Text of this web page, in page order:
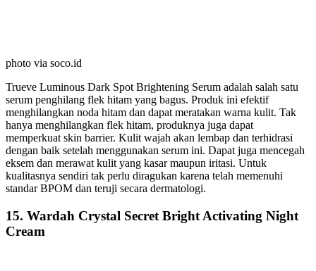
photo via soco.id
Trueve Luminous Dark Spot Brightening Serum adalah salah satu
serum penghilang flek hitam yang bagus. Produk ini efektif
menghilangkan noda hitam dan dapat meratakan warna kulit. Tak
hanya menghilangkan flek hitam, produknya juga dapat
memperkuat skin barrier. Kulit wajah akan lembap dan terhidrasi
dengan baik setelah menggunakan serum ini. Dapat juga mencegah
eksem dan merawat kulit yang kasar maupun iritasi. Untuk
kualitasnya sendiri tak perlu diragukan karena telah memenuhi
standar BPOM dan teruji secara dermatologi.
15. Wardah Crystal Secret Bright Activating Night
Cream